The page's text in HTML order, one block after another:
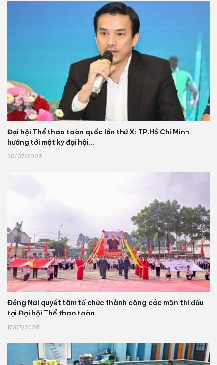
Đại hội Thể thao toàn quốc lần thứ X: TP.Hồ Chí Minh
hướng tới một kỳ đại hội...
30/07/2026
Đồng Nai quyết tâm tổ chức thành công các môn thi đấu
tại Đại hội Thể thao toàn...
17/07/2026